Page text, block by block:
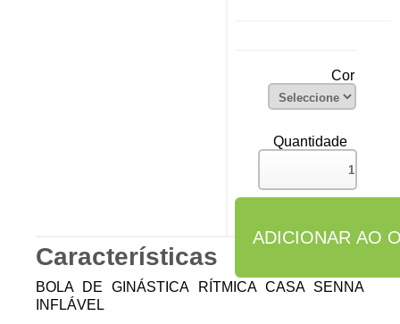
Cor
Quantidade
Características
BOLA DE GINÁSTICA RÍTMICA CASA SENNA
INFLÁVEL